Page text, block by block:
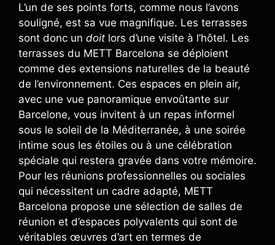
L’un de ses points forts, comme nous l’avons
souligné, est sa vue magnifique. Les terrasses
sont donc un doit lors d’une visite à l’hôtel. Les
terrasses du METT Barcelona se déploient
comme des extensions naturelles de la beauté
de l’environnement. Ces espaces en plein air,
avec une vue panoramique envoûtante sur
Barcelone, vous invitent à un repas informel
sous le soleil de la Méditerranée, à une soirée
intime sous les étoiles ou à une célébration
spéciale qui restera gravée dans votre mémoire.
Pour les réunions professionnelles ou sociales
qui nécessitent un cadre adapté, METT
Barcelona propose une sélection de salles de
réunion et d’espaces polyvalents qui sont de
véritables œuvres d’art en termes de